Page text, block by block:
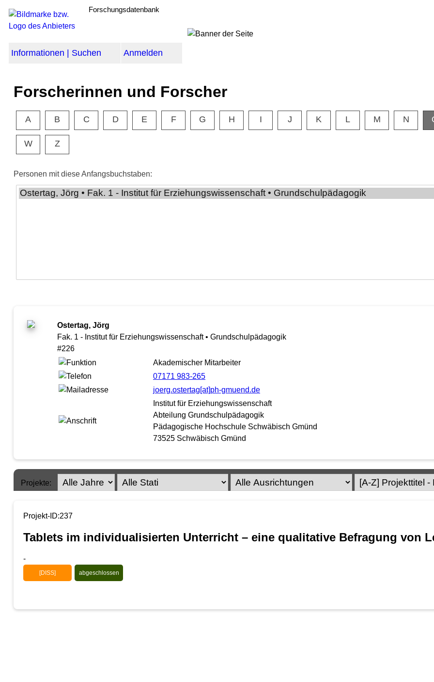
Forschungsdatenbank
Informationen | Suchen Anmelden
Forscherinnen und Forscher
A B C D E F G H I J K L M N
W Z
Personen mit diese Anfangsbuchstaben:
Ostertag, Jörg
Fak. 1 - Institut für Erziehungswissenschaft • Grundschulpädagogik
#226
Akademischer Mitarbeiter
07171 983-265
joerg.ostertag[at]ph-gmuend.de
Institut für Erziehungswissenschaft
Abteilung Grundschulpädagogik
Pädagogische Hochschule Schwäbisch Gmünd
73525 Schwäbisch Gmünd
Projekte:
Projekt-ID:237
Tablets im individualisierten Unterricht – eine qualitative Befragung von
-
[DISS] abgeschlossen